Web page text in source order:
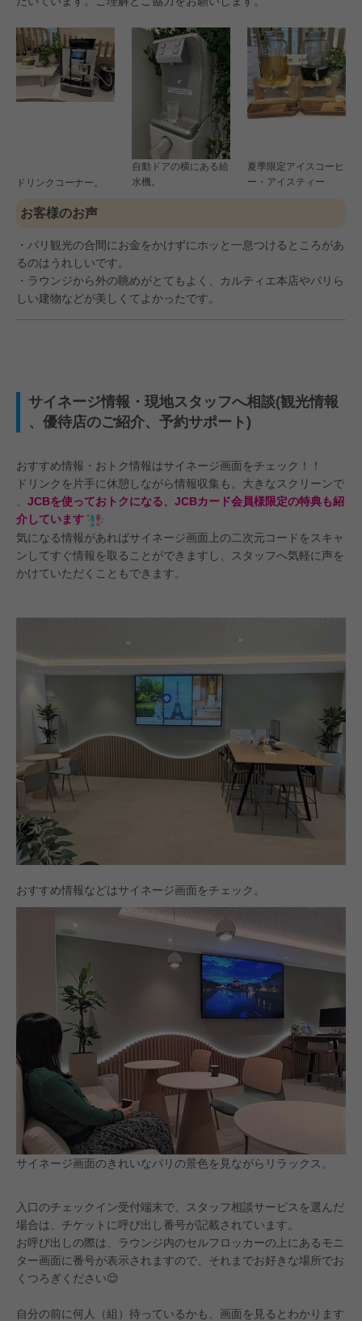
ドリンクコーナー。
自動ドアの横にある給
水機。
夏季限定アイスコーヒ
ー・アイスティー
お客様のお声
・パリ観光の合間にお金をかけずにホッと一息つけるところがあ
るのはうれしいです。
・ラウンジから外の眺めがとてもよく、カルティエ本店やパリら
しい建物などが美しくてよかったです。
サイネージ情報・現地スタッフへ相談(観光情報
、優待店のご紹介、予約サポート)
おすすめ情報・おトク情報はサイネージ画面をチェック！！
ドリンクを片手に休憩しながら情報収集も。大きなスクリーンで
、 JCBを使っておトクになる、JCBカード会員様限定の特典も紹
介しています
気になる情報があればサイネージ画面上の二次元コードをスキャ
ンしてすぐ情報を取ることができますし、スタッフへ気軽に声を
かけていただくこともできます。
おすすめ情報などはサイネージ画面をチェック。
サイネージ画面のきれいなパリの景色を見ながらリラックス。
入口のチェックイン受付端末で、スタッフ相談サービスを選んだ
場合は、チケットに呼び出し番号が記載されています。
お呼び出しの際は、ラウンジ内のセルフロッカーの上にあるモニ
ター画面に番号が表示されますので、それまでお好きな場所でお
くつろぎください😌
自分の前に何人（組）待っているかも、画面を見るとわかります